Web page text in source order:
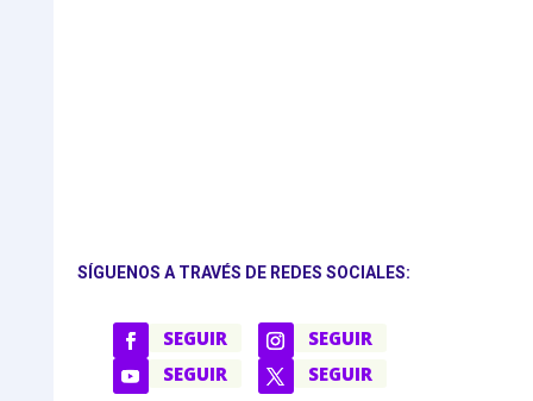
SÍGUENOS A TRAVÉS DE REDES SOCIALES:
SEGUIR
SEGUIR
SEGUIR
SEGUIR